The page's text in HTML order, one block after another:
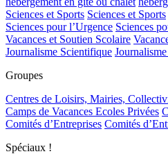
Sciences et Sports Sciences et Sports
Sciences pour l’Urgence Sciences
Vacances et Soutien Scolaire
Journalisme Scientifique
Groupes
Centres de Loisirs, Mairies,
Camps de Vacances Ecoles Privées
Comités d’Entreprises Comités
Spéciaux !